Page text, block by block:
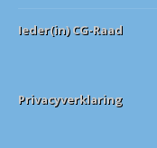
Ieder(in) CG-Raad
Privacyverklaring